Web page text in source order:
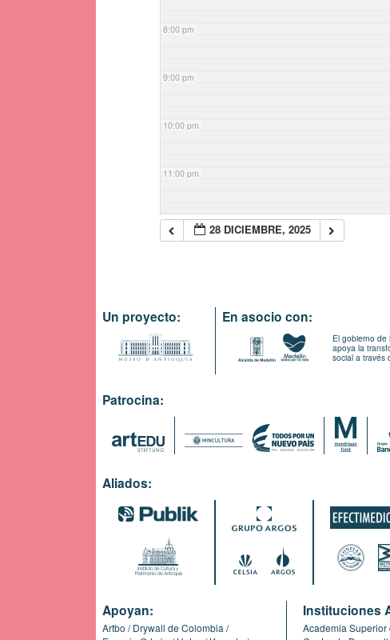
8:00 pm
9:00 pm
10:00 pm
11:00 pm
28 DICIEMBRE, 2025
Un proyecto: En asocio con:
El gobierno de
apoya la
social a través
Patrocina:
Aliados:
Apoyan:
Artbo
Drywall de Colombia
Instituciones
Academia Superior